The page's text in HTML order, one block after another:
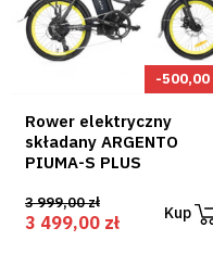
-500,00
Rower elektryczny
składany ARGENTO
PIUMA-S PLUS
3 999,00 zł
3 499,00 zł Kup